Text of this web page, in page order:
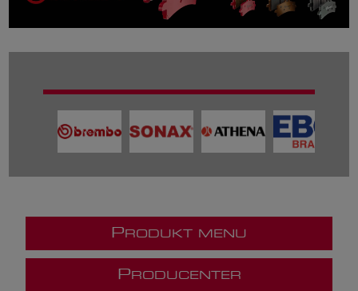
P RODUKT MENU
P RODUCENTER